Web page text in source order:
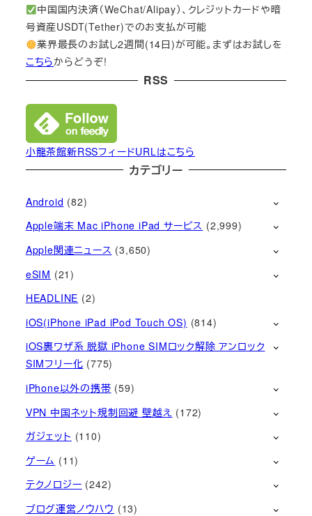
中国国内決済（WeChat/Alipay）、クレジットカードや暗
号資産USDT(Tether)でのお支払が可能
業界最長のお試し2週間(14日)が可能。まずはお試しを
こちらからどうぞ!
RSS
小龍茶館新RSSフィードURLはこちら
カテゴリー
Android (82)
Apple端末 Mac iPhone iPad サービス (2,999)
Apple関連ニュース (3,650)
eSIM (21)
HEADLINE (2)
iOS(iPhone iPad iPod Touch OS) (814)
iOS裏ワザ系 脱獄 iPhone SIMロック解除 アンロック
SIMフリー化 (775)
iPhone以外の携帯 (59)
VPN 中国ネット規制回避 壁越え (172)
ガジェット (110)
ゲーム (11)
テクノロジー (242)
ブログ運営ノウハウ (13)